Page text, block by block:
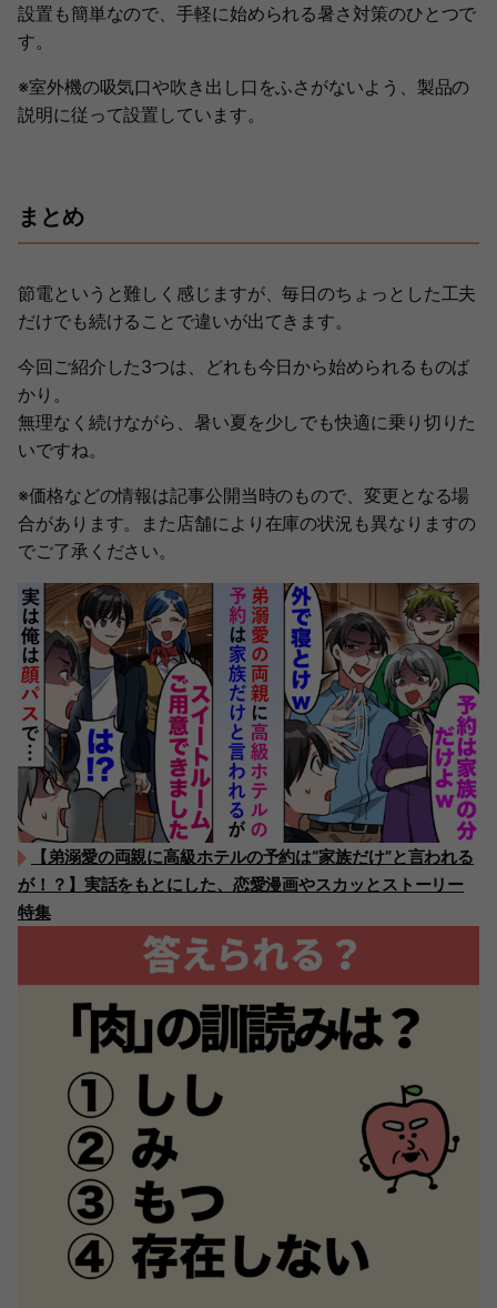
設置も簡単なので、手軽に始められる暑さ対策のひとつで
す。
※室外機の吸気口や吹き出し口をふさがないよう、製品の
説明に従って設置しています。
まとめ
節電というと難しく感じますが、毎日のちょっとした工夫
だけでも続けることで違いが出てきます。
今回ご紹介した3つは、どれも今日から始められるものば
かり。
無理なく続けながら、暑い夏を少しでも快適に乗り切りた
いですね。
※価格などの情報は記事公開当時のもので、変更となる場
合があります。また店舗により在庫の状況も異なりますの
でご了承ください。
【弟溺愛の両親に高級ホテルの予約は“家族だけ”と言われる
が！？】実話をもとにした、恋愛漫画やスカッとストーリー
特集